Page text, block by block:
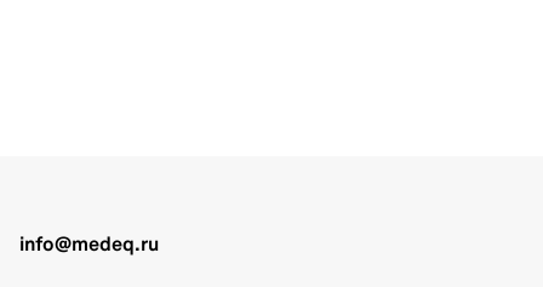
info@medeq.ru